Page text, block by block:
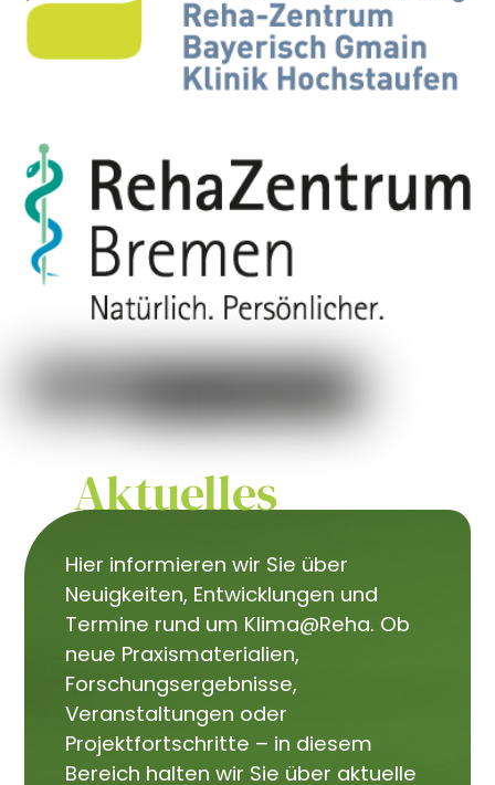
Aktuelles
Hier informieren wir Sie über
Neuigkeiten, Entwicklungen und
Termine rund um Klima@Reha. Ob
neue Praxismaterialien,
Forschungsergebnisse,
Veranstaltungen oder
Projektfortschritte – in diesem
Bereich halten wir Sie über aktuelle